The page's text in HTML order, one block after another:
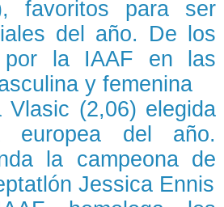
favoritos para ser
del año. De los
por la IAAF en las
y femenina
Vlasic (2,06) elegida
europea del año.
la campeona de
Jessica Ennis